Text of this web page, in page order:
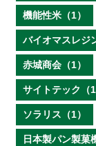
機能性米（1）
バイオマスレジ
赤城商会（1）
サイトテック（1
ソラリス（1）
日本製パン製菓